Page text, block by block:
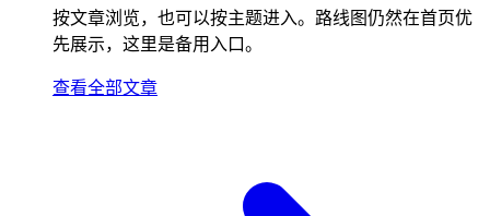
按文章浏览，也可以按主题进入。路线图仍然在首页优
先展示，这里是备用入口。
查看全部文章